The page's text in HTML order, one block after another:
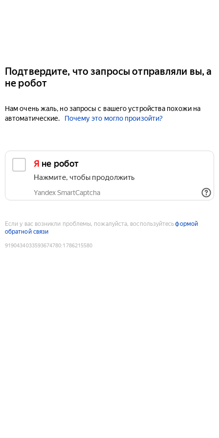
Подтвердите, что запросы отправляли вы, а
не робот
Нам очень жаль, но запросы с вашего устройства похожи на
автоматические.
Почему это могло произойти?
Я не робот
Нажмите, чтобы продолжить
Yandex SmartCaptcha
Если у вас возникли проблемы, пожалуйста, воспользуйтесьформой
обратной связи
9190434033593674780:1786215580